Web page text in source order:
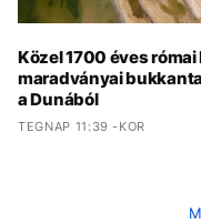
Közel 1700 éves római
maradványai
a Dunából
TEGNAP 11:39 -KOR